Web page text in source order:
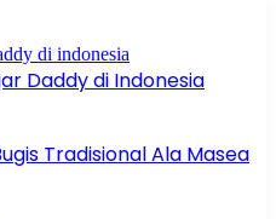
Daddy di Indonesia
Tradisional Ala Masea